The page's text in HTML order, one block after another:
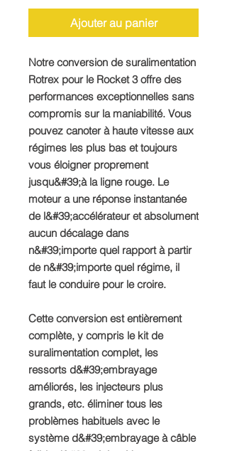
Ajouter au panier
Notre conversion de suralimentation
Rotrex pour le Rocket 3 offre des
performances exceptionnelles sans
compromis sur la maniabilité. Vous
pouvez canoter à haute vitesse aux
régimes les plus bas et toujours
vous éloigner proprement
jusqu&#39;à la ligne rouge. Le
moteur a une réponse instantanée
de l&#39;accélérateur et absolument
aucun décalage dans
n&#39;importe quel rapport à partir
de n&#39;importe quel régime, il
faut le conduire pour le croire.
​​Cette conversion est entièrement
complète, y compris le kit de
suralimentation complet, les
ressorts d&#39;embrayage
améliorés, les injecteurs plus
grands, etc. éliminer tous les
problèmes habituels avec le
système d&#39;embrayage à câble